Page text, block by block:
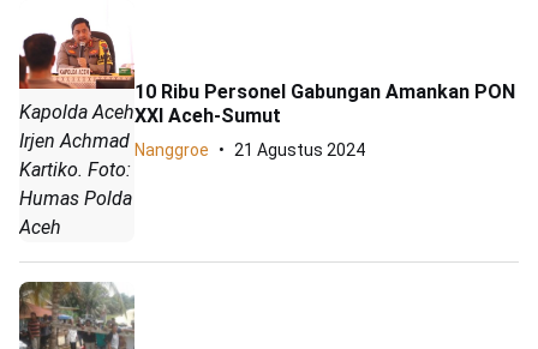
Kapolda Aceh
Irjen Achmad
Kartiko. Foto:
Humas Polda
Aceh
10 Ribu Personel Gabungan Amankan PON
XXI Aceh-Sumut
Nanggroe 21 Agustus 2024